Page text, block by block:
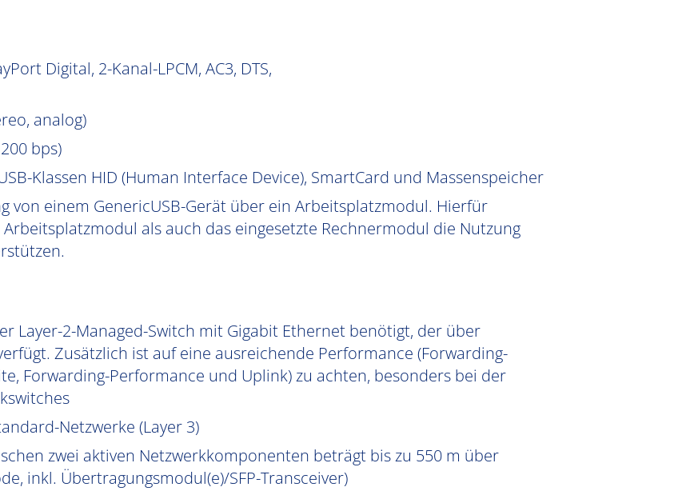
Digital, 2-Kanal-LPCM, AC3, DTS,
analog)
bps)
Klassen HID (Human Interface Device), SmartCard und Massenspeicher
von einem GenericUSB-Gerät über ein Arbeitsplatzmodul. Hierfür
als auch das eingesetzte Rechnermodul die Nutzung
Layer-2-Managed-Switch mit Gigabit Ethernet benötigt, der über
Zusätzlich ist auf eine ausreichende Performance (Forwarding-
Forwarding-Performance und Uplink) zu achten, besonders bei der
Netzwerke (Layer 3)
zwei aktiven Netzwerkkomponenten beträgt bis zu 550 m über
inkl. Übertragungsmodul(e)/SFP-Transceiver)